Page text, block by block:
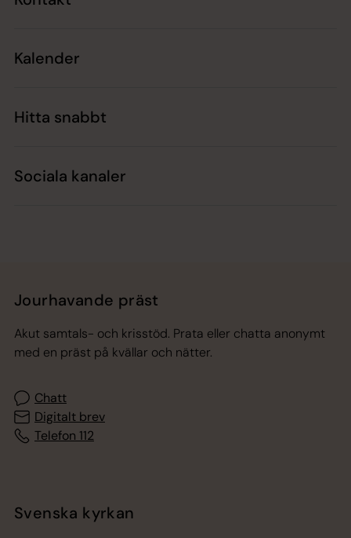
Kalender
Hitta snabbt
Sociala kanaler
Jourhavande präst
Akut samtals- och krisstöd. Prata eller chatta anonymt
med en präst på kvällar och nätter.
Chatt
Digitalt brev
Telefon 112
Svenska kyrkan